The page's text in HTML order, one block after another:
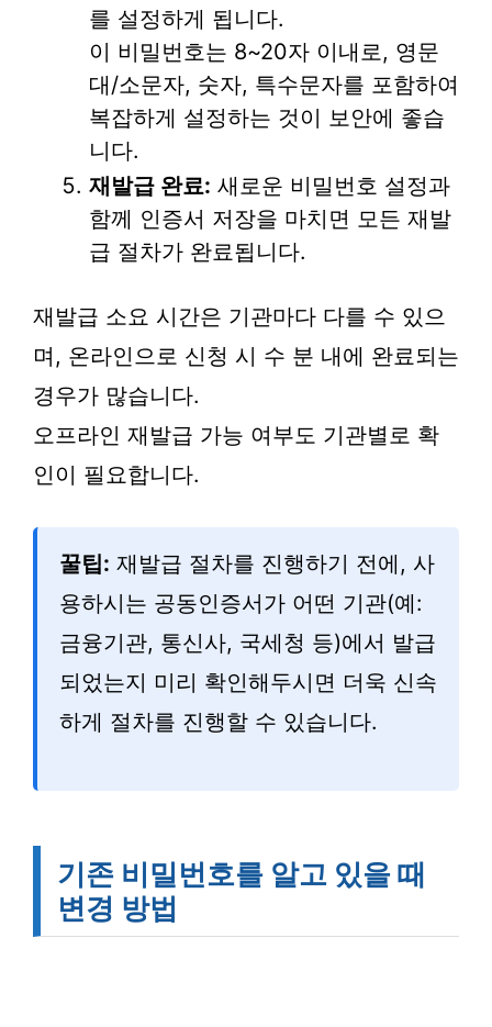
를 설정하게 됩니다.
이 비밀번호는 8~20자 이내로, 영문
대/소문자, 숫자, 특수문자를 포함하여
복잡하게 설정하는 것이 보안에 좋습
니다.
재발급 완료: 새로운 비밀번호 설정과
함께 인증서 저장을 마치면 모든 재발
급 절차가 완료됩니다.
재발급 소요 시간은 기관마다 다를 수 있으
며, 온라인으로 신청 시 수 분 내에 완료되는
경우가 많습니다.
오프라인 재발급 가능 여부도 기관별로 확
인이 필요합니다.
꿀팁: 재발급 절차를 진행하기 전에, 사
용하시는 공동인증서가 어떤 기관(예:
금융기관, 통신사, 국세청 등)에서 발급
되었는지 미리 확인해두시면 더욱 신속
하게 절차를 진행할 수 있습니다.
기존 비밀번호를 알고 있을 때
변경 방법